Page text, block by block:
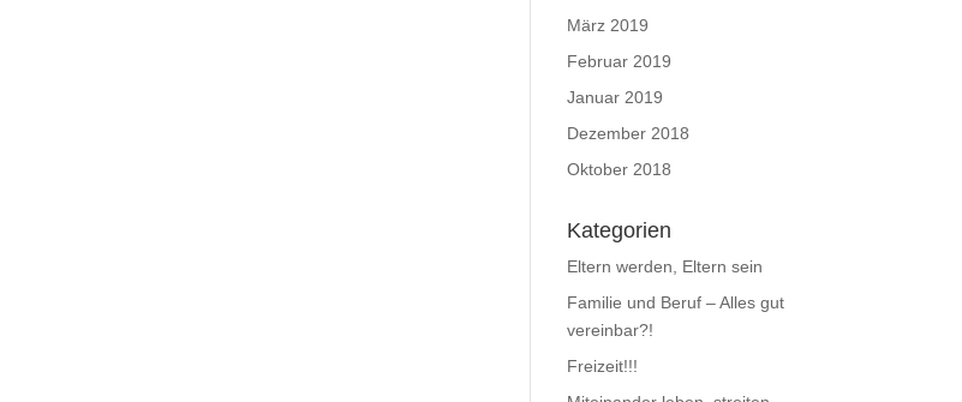
März 2019
Februar 2019
Januar 2019
Dezember 2018
Oktober 2018
Kategorien
Eltern werden, Eltern sein
Familie und Beruf – Alles gut
vereinbar?!
Freizeit!!!